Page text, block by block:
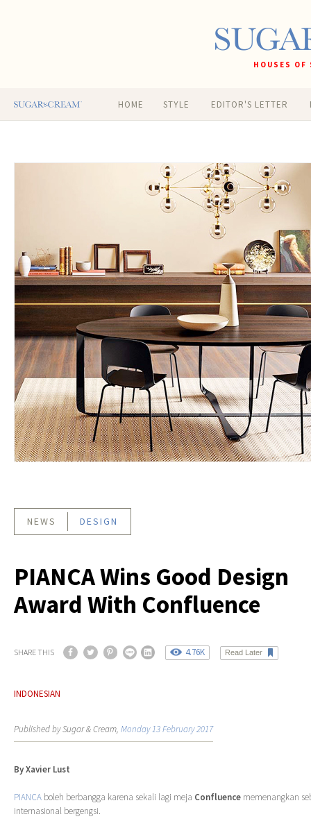
HOUSES
HOME STYLE EDITOR'S LETTER
NEWS DESIGN
PIANCA Wins Good Design
Award With Confluence
SHARE THIS 4.76K Read Later
INDONESIAN
Published by Sugar & Cream, Monday 13 February 2017
By Xavier Lust
PIANCA boleh berbangga karena sekali lagi meja Confluence memenangkan
internasional bergengsi.